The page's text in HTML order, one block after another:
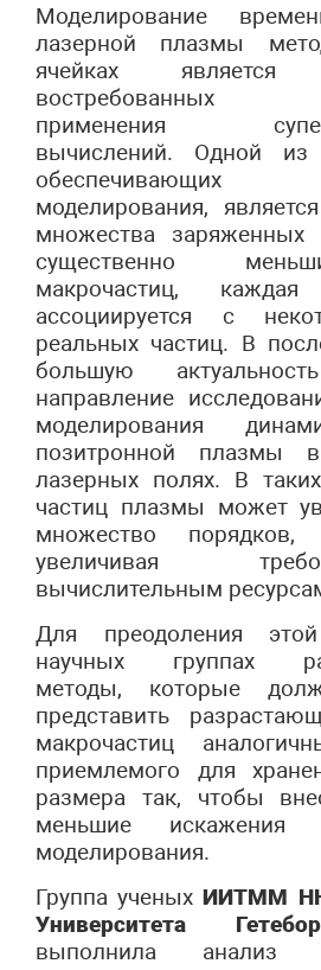
Моделирование
лазерной плазмы
ячейках
востребованных
применения
вычислений. Одной из
обеспечивающих
моделирования,
множества заряженных
существенно
макрочастиц,
ассоциируется с
реальных частиц. В
большую
направление
моделирования
позитронной плазмы
лазерных полях. В
частиц плазмы может
множество порядков,
увеличивая
вычислительным
Для преодоления
научных группах
методы, которые
представить
макрочастиц
приемлемого для
размера так, чтобы
меньшие искажения
моделирования.
Группа ученыхИИТММ
Университета
выполнила анализ